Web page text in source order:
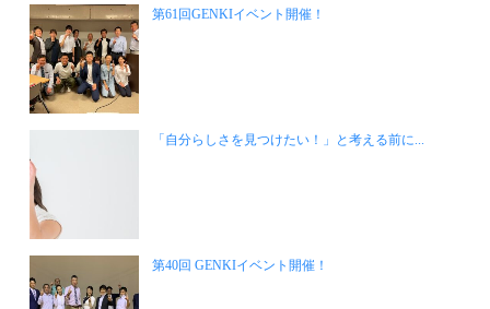
第61回GENKIイベント開催！
「自分らしさを見つけたい！」と考える前に...
第40回 GENKIイベント開催！